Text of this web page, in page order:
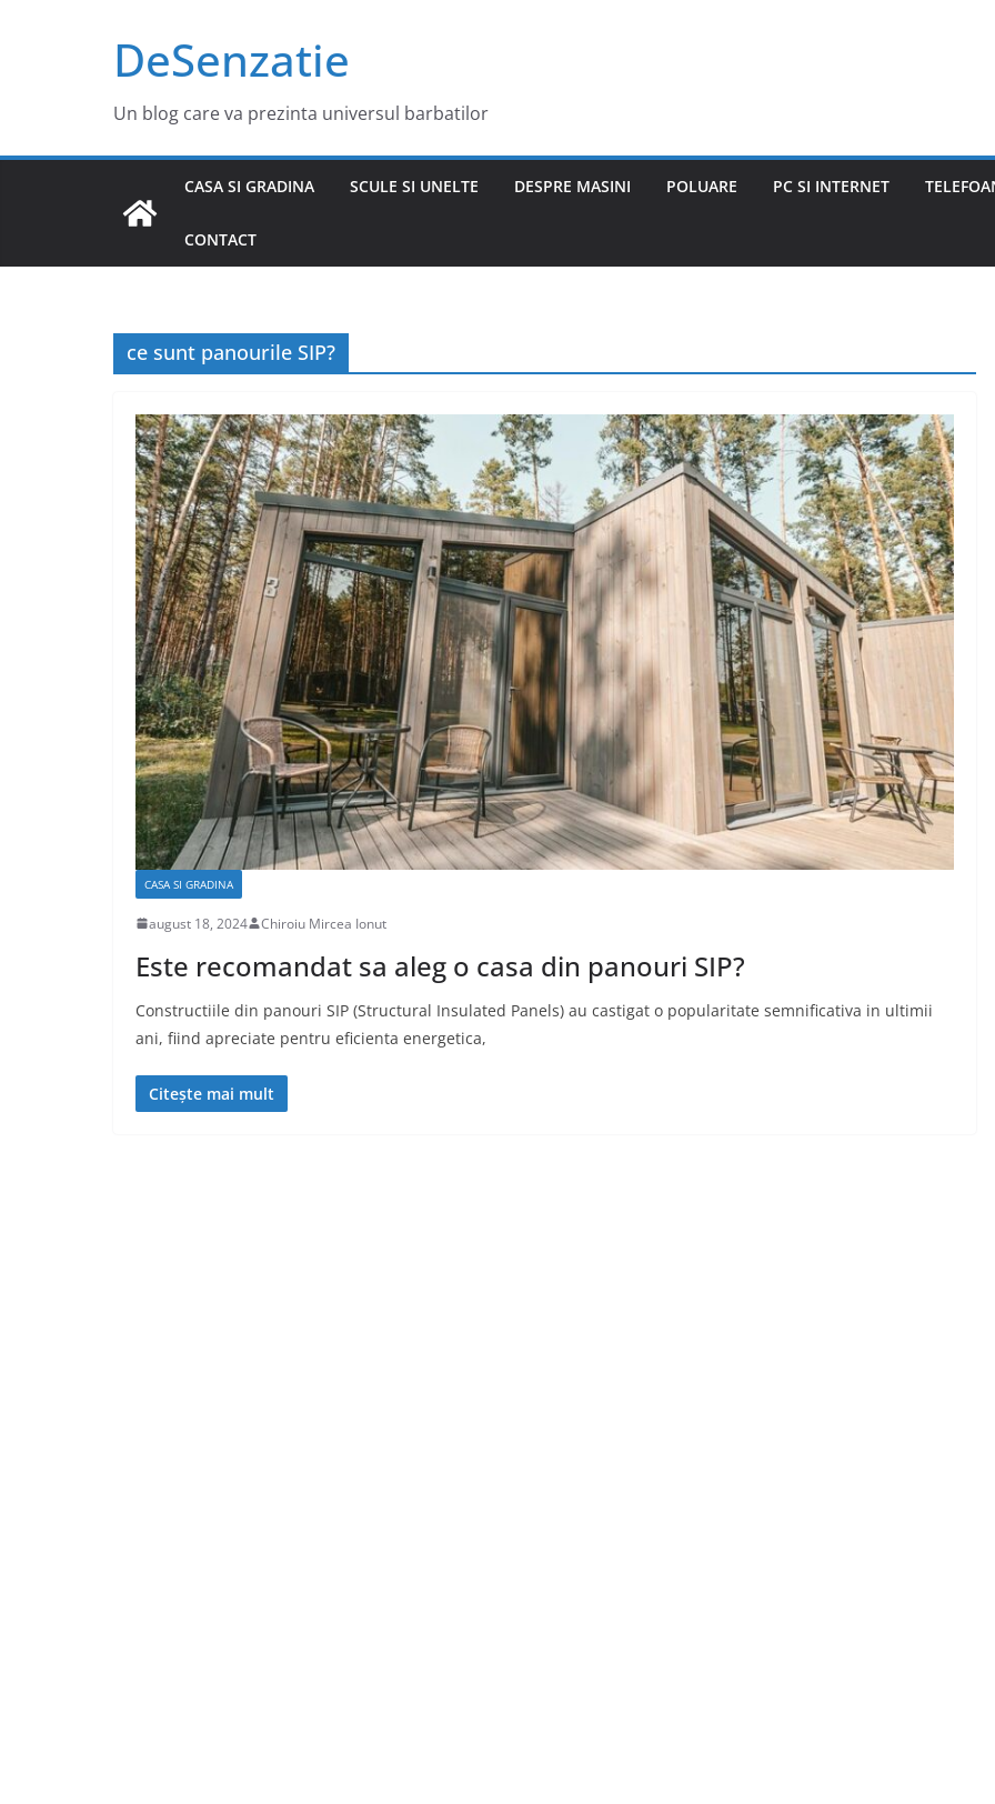
DeSenzatie
Un blog care va prezinta universul barbatilor
CASA SI GRADINA SCULE SI UNELTE DESPRE MASINI POLUARE PC SI INTERNET
CONTACT
ce sunt panourile SIP?
CASA SI GRADINA
august 18, 2024 Chiroiu Mircea Ionut
Este recomandat sa aleg o casa din panouri SIP?
Constructiile din panouri SIP (Structural Insulated Panels) au castigat o popularitate semnificativa in ultimii
ani, fiind apreciate pentru eficienta energetica,
Citește mai mult
CASA SI GRADINA
Care sunt avantajele
caselor din lemn?
aprilie 17, 2020 Chiroiu Mircea Ionut
DIVERSE
Diferentele dintre
articolele seo si
advertoriale
decembrie 1, 2024 Chiroiu Mircea Ionut